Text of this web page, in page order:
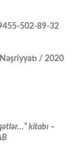
502-89-32
/ 2020
kitabı –